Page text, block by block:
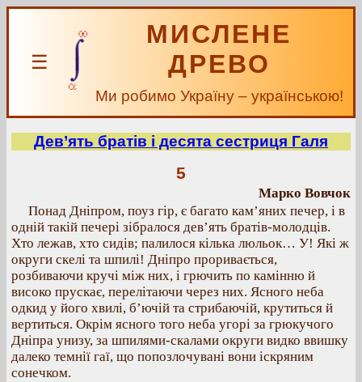
☰
МИСЛЕНЕ
ДРЕВО
Ми робимо Україну – українською!
Дев’ять братів і десята сестриця Галя
5
Марко Вовчок
Понад Дніпром, поуз гір, є багато кам’яних печер, і в
одній такій печері зібралося дев’ять братів-молодців.
Хто лежав, хто сидів; палилося кілька люльок… У! Які ж
округи скелі та шпилі! Дніпро проривається,
розбиваючи кручі між них, і грючить по камінню й
високо прускає, перелітаючи через них. Ясного неба
одкид у його хвилі, б’ючій та стрибаючій, крутиться й
вертиться. Окрім ясного того неба угорі за грюкучого
Дніпра унизу, за шпилями-скалами округи видко ввишку
далеко темнії гаї, що попозлочувані вони іскряним
сонечком.